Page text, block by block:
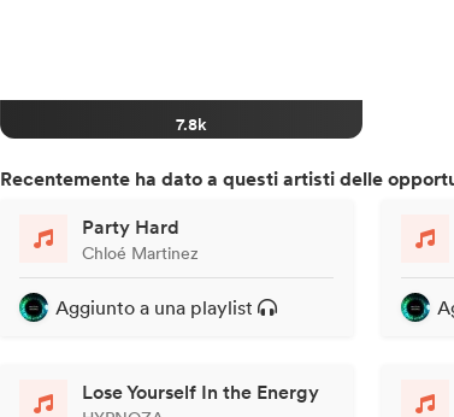
7.8k
Recentemente ha dato a questi artisti delle
Party Hard
Chloé Martinez
Aggiunto a una playlist
Lose Yourself In the Energy